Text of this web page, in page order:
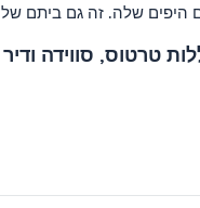
היפים שלה. זה גם ביתם
טרטוס, סווידה